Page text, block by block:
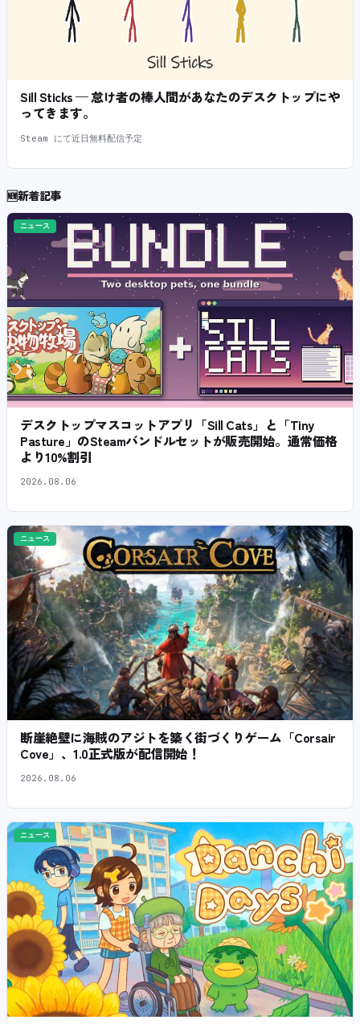
Sill Sticks — 怠け者の棒人間があなたのデスクトップにや
ってきます。
Steam にて近日無料配信予定
🆕新着記事
ニュース
デスクトップマスコットアプリ「Sill Cats」と「Tiny
Pasture」のSteamバンドルセットが販売開始。通常価格
より10%割引
2026.08.06
ニュース
断崖絶壁に海賊のアジトを築く街づくりゲーム「Corsair
Cove」、1.0正式版が配信開始！
2026.08.06
ニュース